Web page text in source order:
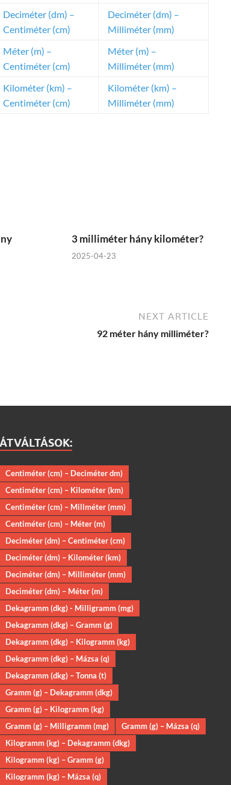
Deciméter (dm) –
Centiméter (cm)
Deciméter (dm) –
Milliméter (mm)
Méter (m) –
Centiméter (cm)
Méter (m) –
Milliméter (mm)
Kilométer (km) –
Centiméter (cm)
Kilométer (km) –
Milliméter (mm)
3 milliméter hány kilométer?
2025-04-23
NEXT ARTICLE
92 méter hány milliméter?
ÁTVÁLTÁSOK:
Centiméter (cm) – Deciméter dm)
Centiméter (cm) – Kilométer (km)
Centiméter (cm) – Millméter (mm)
Centiméter (cm) – Méter (m)
Deciméter (dm) – Centiméter (cm)
Deciméter (dm) – Kilométer (km)
Deciméter (dm) – Milliméter (mm)
Deciméter (dm) – Méter (m)
Dekagramm (dkg) - Milligramm (mg)
Dekagramm (dkg) – Gramm (g)
Dekagramm (dkg) – Kilogramm (kg)
Dekagramm (dkg) – Mázsa (q)
Dekagramm (dkg) – Tonna (t)
Gramm (g) – Dekagramm (dkg)
Gramm (g) – Kilogramm (kg)
Gramm (g) – Milligramm (mg)
Gramm (g) – Mázsa (q)
Kilogramm (kg) – Dekagramm (dkg)
Kilogramm (kg) – Gramm (g)
Kilogramm (kg) – Mázsa (q)